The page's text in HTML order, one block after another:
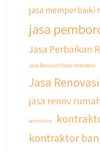
jasa memperbaiki
jasa
Jasa Perbaikan
Jasa Renovasi Fasad Indonesia
Jasa
jasa renov rumah
kontraktor
kontraktor